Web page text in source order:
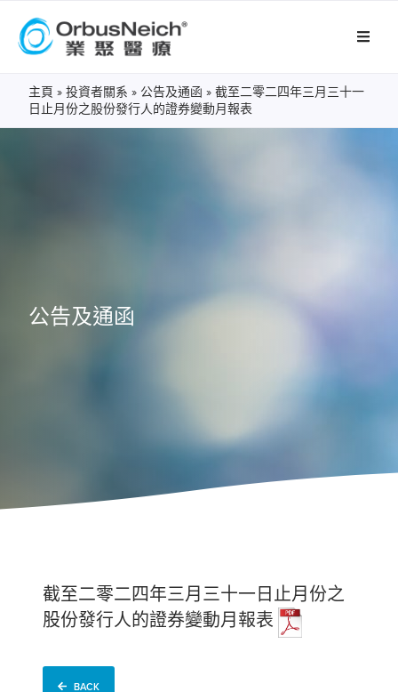
主頁 » 投資者關系 » 公告及通函 » 截至二零二四年三月三十一
日止月份之股份發行人的證券變動月報表
公告及通函
截至二零二四年三月三十一日止月份之
股份發行人的證券變動月報表
BACK